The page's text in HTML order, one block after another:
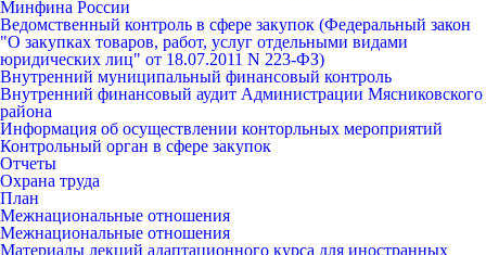
Минфина России
Ведомственный контроль в сфере закупок (Федеральный закон
"О закупках товаров, работ, услуг отдельными видами
юридических лиц" от 18.07.2011 N 223-ФЗ)
Внутренний муниципальный финансовый контроль
Внутренний финансовый аудит Администрации Мясниковского
района
Информация об осуществлении конторльных мероприятий
Контрольный орган в сфере закупок
Отчеты
Охрана труда
План
Межнациональные отношения
Межнациональные отношения
Материалы лекций адаптационного курса для иностранных